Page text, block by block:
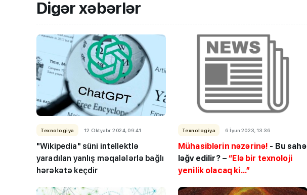
Digər xəbərlər
Texnologiya 12 Oktyabr 2024, 09:41
"Wikipedia" süni intellektlə
yaradılan yanlış məqalələrlə bağlı
hərəkətə keçdir
Texnologiya 6 İyun 2023, 13:36
Mühasiblərin nəzərinə! - Bu sahə
ləğv edilir? –“Elə bir texnoloji
yenilik olacaq ki...”